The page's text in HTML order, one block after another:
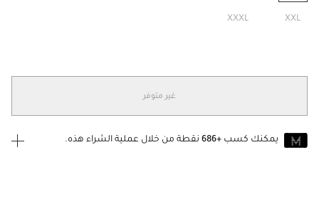
XXL
XXXL
غير متوفر
يمكنك كسب +686
نقطة من خلال عملية الشراء هذه.